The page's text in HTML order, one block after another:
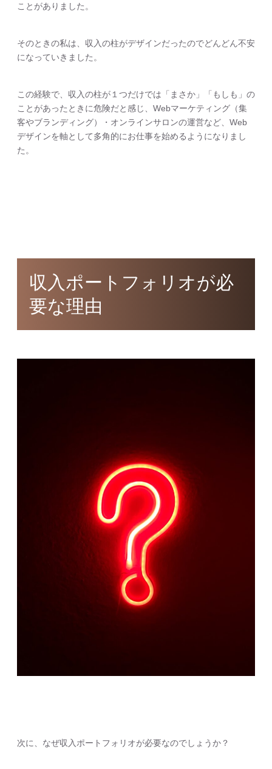
ことがありました。
そのときの私は、収入の柱がデザインだったのでどんどん不安
になっていきました。
この経験で、収入の柱が１つだけでは「まさか」「もしも」の
ことがあったときに危険だと感じ、Webマーケティング（集
客やブランディング）・オンラインサロンの運営など、Web
デザインを軸として多角的にお仕事を始めるようになりまし
た。
収入ポートフォリオが必
要な理由
次に、なぜ収入ポートフォリオが必要なのでしょうか？